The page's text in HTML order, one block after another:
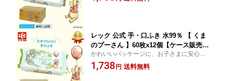
日本製 工場直送 赤ちゃん ノンアルコール
レック 公式 手・口ふき 水99％ 【 くま
のプーさん 】60枚x12個【ケース販売 7
20枚】ディズニー ベビー 送料無料 可愛
い お祝い 出産祝い 贈り物 プレゼント
かわいいパッケージに、お子さまに安心・
安全の成分。 水99％ ウェットティッシュ
1,738 円 送料無料